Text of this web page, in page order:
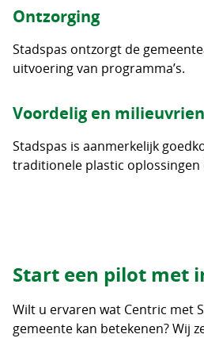
Ontzorging
Stadspas ontzorgt de
uitvoering van programma’s.
Voordelig en
Stadspas is aanmerkelijk
traditionele plastic oplossingen
Start een pilot met
Wilt u ervaren wat Centric met
gemeente kan betekenen? Wij